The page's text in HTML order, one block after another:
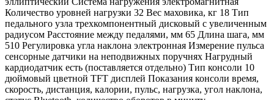
Количество уровней нагрузки 32 Вес маховика, кг 18 Тип
педального узла трехкомпонентный дисковый с увеличенным
радиусом Расстояние между педалями, мм 65 Длина шага, мм
510 Регулировка угла наклона электронная Измерение пульса
сенсорные датчики на неподвижных поручнях Нагрудный
кардиодатчик есть (поставляется отдельно) Тип консоли 10
дюймовый цветной TFT дисплей Показания консоли время,
скорость, дистанция, калории, пульс, нагрузка, угол наклона,